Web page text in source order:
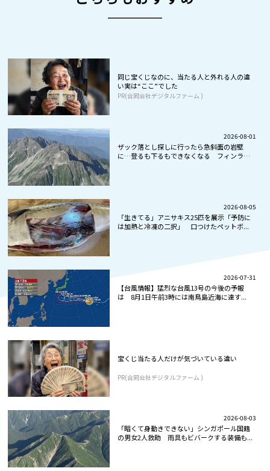
同じ宝くじなのに、当たる人と外れる人の違
い実は“ここ”でした
PR(合同会社デジタルファーム )
2026-08-01
ザック落とし探しに行ったら急斜面の岩壁
に…登るも下るもできなくなる フィンラン
2026-08-05
「生きてる」アニサキス25匹を展示「予防に
は加熱と冷凍の二択」 口つけたペットボ...
2026-07-31
【台風情報】猛烈な台風13号の今後の予報
は 8月1日午前3時には南鳥島近海に達す...
宝くじ当たる人だけが気づいている違い
PR(合同会社デジタルファーム )
2026-08-03
「暗くて身動きできない」シンガポール国籍
の男女2人救助 雨具もビバークする装備も...